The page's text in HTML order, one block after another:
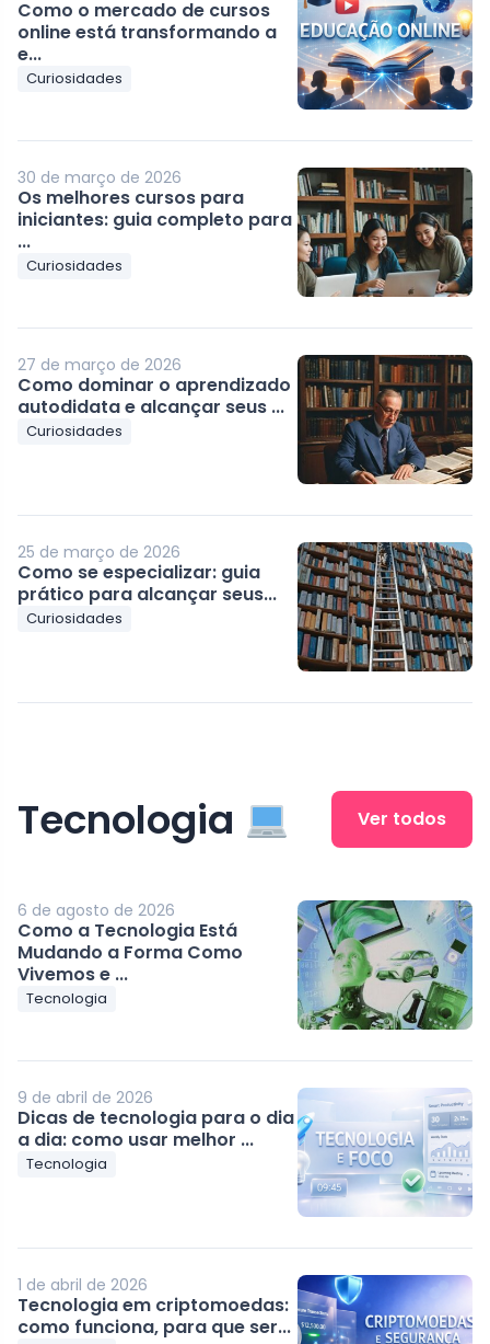
Como o mercado de cursos
online está transformando a
e...
Curiosidades
30 de março de 2026
Os melhores cursos para
iniciantes: guia completo para
...
Curiosidades
27 de março de 2026
Como dominar o aprendizado
autodidata e alcançar seus ...
Curiosidades
25 de março de 2026
Como se especializar: guia
prático para alcançar seus...
Curiosidades
Tecnologia Ver todos
6 de agosto de 2026
Como a Tecnologia Está
Mudando a Forma Como
Vivemos e ...
Tecnologia
9 de abril de 2026
Dicas de tecnologia para o dia
a dia: como usar melhor ...
Tecnologia
1 de abril de 2026
Tecnologia em criptomoedas:
como funciona, para que ser...